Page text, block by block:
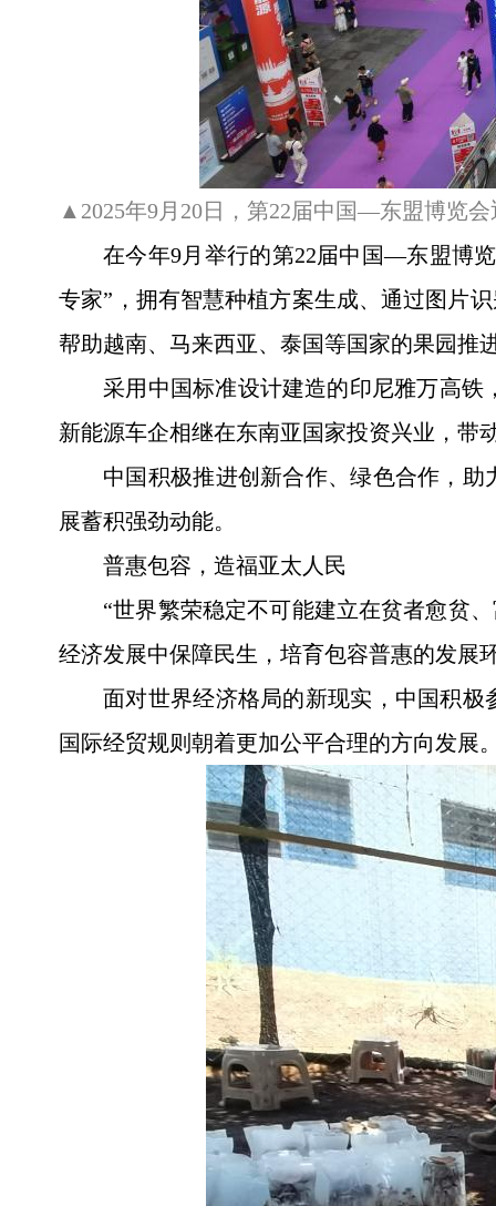
▲2025年9月20日，第22届中国—东盟博览
在今年9月举行的第22届中国—东盟博
专家”，拥有智慧种植方案生成、通过图片
帮助越南、马来西亚、泰国等国家的果园推
采用中国标准设计建造的印尼雅万高铁
新能源车企相继在东南亚国家投资兴业，
中国积极推进创新合作、绿色合作，
展蓄积强劲动能。
普惠包容，造福亚太人民
“世界繁荣稳定不可能建立在贫者愈贫
经济发展中保障民生，培育包容普惠的发展
面对世界经济格局的新现实，中国积
国际经贸规则朝着更加公平合理的方向发展